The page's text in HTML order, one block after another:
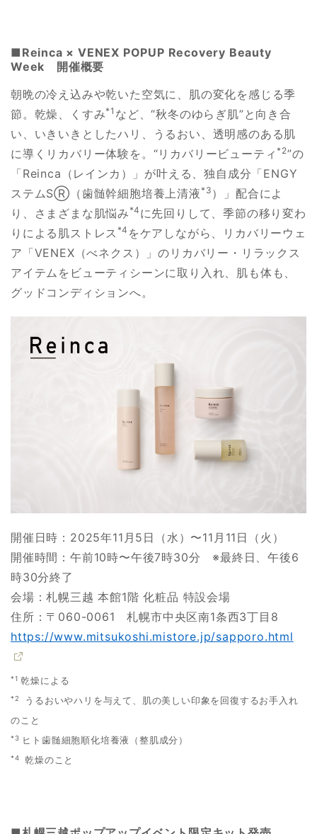
■Reinca × VENEX POPUP Recovery Beauty
Week 開催概要
朝晩の冷え込みや乾いた空気に、肌の変化を感じる季
節。乾燥、くすみ*1 など、“秋冬のゆらぎ肌”と向き合
い、いきいきとしたハリ、うるおい、透明感のある肌
に導くリカバリー体験を。“リカバリービューティ *2”の
「Reinca（レインカ）」が叶える、独自成分「ENGY
ステムSⓇ（歯髄幹細胞培養上清液 *3 ）」配合によ
り、さまざまな肌悩み *4 に先回りして、季節の移り変わ
りによる肌ストレス *4 をケアしながら、リカバリーウェ
ア「VENEX（べネクス）」のリカバリー・リラックス
アイテムをビューティシーンに取り入れ、肌も体も、
グッドコンディションへ。
開催日時：2025年11月5日（水）〜11月11日（火）
開催時間：午前10時〜午後7時30分 ※最終日、午後6
時30分終了
会場：札幌三越 本館1階 化粧品 特設会場
住所：〒060-0061 札幌市中央区南1条西3丁目8
https://www.mitsukoshi.mistore.jp/sapporo.html
*1乾燥による
*2
うるおいやハリを与えて、肌の美しい印象を回復するお手入れ
のこと
*3 ヒト歯髄細胞順化培養液（整肌成分）
*4乾燥のこと